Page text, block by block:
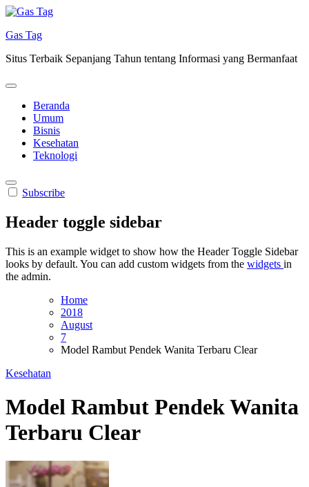
Skip
content
Gas Tag
Situs Terbaik Sepanjang Tahun tentang Informasi yang Bermanfaat
Beranda
Umum
Bisnis
Kesehatan
Teknologi
Subscribe
Header toggle sidebar
This is an example widget to show how the Header Toggle Sidebar
looks by default. You can add custom widgets from the widgets in
the admin.
Home
2018
August
7
Model Rambut Pendek Wanita Terbaru Clear
Kesehatan
Model Rambut Pendek Wanita
Terbaru Clear